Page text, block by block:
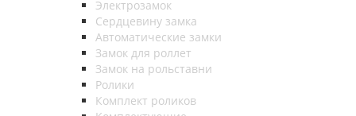
Электрозамок
Сердцевину замка
Автоматические замки
Замок для роллет
Замок на рольставни
Ролики
Комплект роликов